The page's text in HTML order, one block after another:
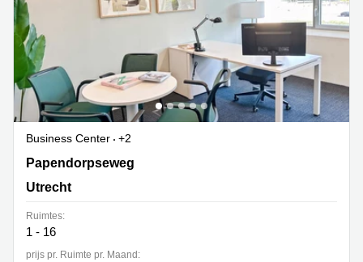
Business Center
+2
Papendorpseweg 95 & 97, Utrecht
Papendorpseweg
Utrecht
Ruimtes:
1 - 16
prijs pr. Ruimte pr. Maand: